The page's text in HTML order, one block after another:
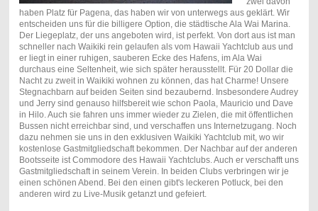
haben Platz für Pagena, das haben wir von unterwegs aus geklärt. Wir
entscheiden uns für die billigere Option, die städtische Ala Wai Marina.
Der Liegeplatz, der uns angeboten wird, ist perfekt. Von dort aus ist man
schneller nach Waikiki rein gelaufen als vom Hawaii Yachtclub aus und
er liegt in einer ruhigen, sauberen Ecke des Hafens, im Ala Wai
durchaus eine Seltenheit, wie sich später herausstellt. Für 20 Dollar die
Nacht zu zweit in Waikiki wohnen zu können, das hat Charme! Unsere
Stegnachbarn auf beiden Seiten sind bezaubernd. Insbesondere Audrey
und Jerry sind genauso hilfsbereit wie schon Paola, Mauricio und Dave
in Hilo. Auch sie fahren uns immer wieder zu Zielen, die mit öffentlichen
Bussen nicht erreichbar sind, und verschaffen uns Internetzugang. Noch
dazu nehmen sie uns in den exklusiven Waikiki Yachtclub mit, wo wir
kostenlose Gastmitgliedschaft bekommen. Der Nachbar auf der anderen
Bootsseite ist Commodore des Hawaii Yachtclubs. Auch er verschafft uns
Gastmitgliedschaft in seinem Verein. In beiden Clubs verbringen wir je
einen schönen Abend. Bei den einen gibt's leckeren Potluck, bei den
anderen wird zu Live-Musik getanzt und gefeiert.